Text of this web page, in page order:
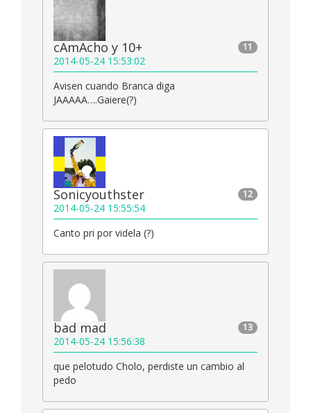
11
cAmAcho y 10+
2014-05-24 15:53:02
Avisen cuando Branca diga
JAAAAA….Gaiere(?)
12
Sonicyouthster
2014-05-24 15:55:54
Canto pri por videla (?)
13
bad mad
2014-05-24 15:56:38
que pelotudo Cholo, perdiste un cambio al
pedo